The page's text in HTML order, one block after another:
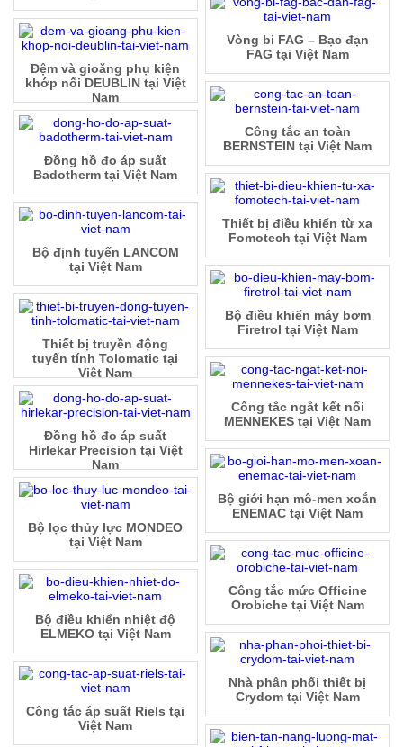
Vòng bi FAG – Bạc đạn
FAG tại Việt Nam
Đệm và gioăng phụ kiện
khớp nối DEUBLIN tại Việt
Nam
Công tắc an toàn
BERNSTEIN tại Việt Nam
Đồng hồ đo áp suất
Badotherm tại Việt Nam
Thiết bị điều khiển từ xa
Fomotech tại Việt Nam
Bộ định tuyến LANCOM
tại Việt Nam
Bộ điều khiển máy bơm
Firetrol tại Việt Nam
Thiết bị truyền động
tuyến tính Tolomatic tại
Việt Nam
Công tắc ngắt kết nối
MENNEKES tại Việt Nam
Đồng hồ đo áp suất
Hirlekar Precision tại Việt
Nam
Bộ giới hạn mô-men xoắn
ENEMAC tại Việt Nam
Bộ lọc thủy lực MONDEO
tại Việt Nam
Công tắc mức Officine
Orobiche tại Việt Nam
Bộ điều khiển nhiệt độ
ELMEKO tại Việt Nam
Nhà phân phối thiết bị
Crydom tại Việt Nam
Công tắc áp suất Riels tại
Việt Nam